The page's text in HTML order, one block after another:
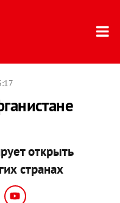
открыть
странах